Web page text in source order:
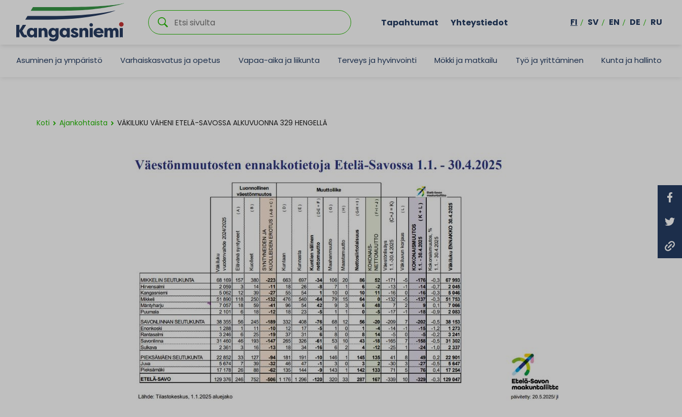
Tapahtumat Yhteystiedot FI SV EN DE RU
Asuminen ja ympäristö Varhaiskasvatus ja opetus Vapaa-aika ja liikunta Terveys ja hyvinvointi Mökki ja matkailu Työ ja yrittäminen Kunta ja hallinto
Koti Ajankohtaista VÄKILUKU VÄHENI ETELÄ-SAVOSSA ALKUVUONNA 329 HENGELLÄ